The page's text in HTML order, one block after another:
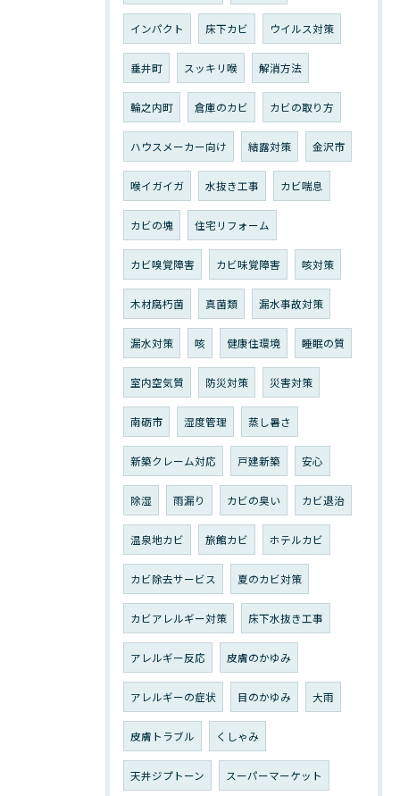
インパクト 床下カビ ウイルス対策
垂井町 スッキリ喉 解消方法
輪之内町 倉庫のカビ カビの取り方
ハウスメーカー向け 結露対策 金沢市
喉イガイガ 水抜き工事 カビ喘息
カビの塊 住宅リフォーム
カビ嗅覚障害 カビ味覚障害 咳対策
木材腐朽菌 真菌類 漏水事故対策
漏水対策 咳 健康住環境 睡眠の質
室内空気質 防災対策 災害対策
南砺市 湿度管理 蒸し暑さ
新築クレーム対応 戸建新築 安心
除湿 雨漏り カビの臭い カビ退治
温泉地カビ 旅館カビ ホテルカビ
カビ除去サービス 夏のカビ対策
カビアレルギー対策 床下水抜き工事
アレルギー反応 皮膚のかゆみ
アレルギーの症状 目のかゆみ 大雨
皮膚トラブル くしゃみ
天井ジプトーン スーパーマーケット